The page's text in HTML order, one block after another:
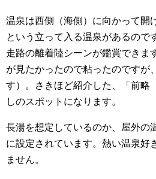
温泉は西側（海側）に向かって開
という立って入る温泉があるので
走路の離着陸シーンが鑑賞できま
が見たかったので粘ったのですが
す）。
さきほど紹介した、「前
しのスポットになります。
長湯を想定しているのか、屋外の
に設定されています。熱い温泉好
ません。